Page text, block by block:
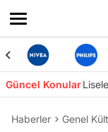
Güncel Konular
Haberler Genel